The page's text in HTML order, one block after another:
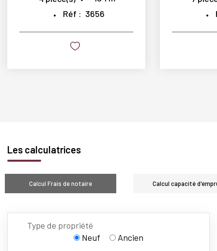
Réf : 3656
Les calculatrices
Calcul Frais de notaire Calcul capacité